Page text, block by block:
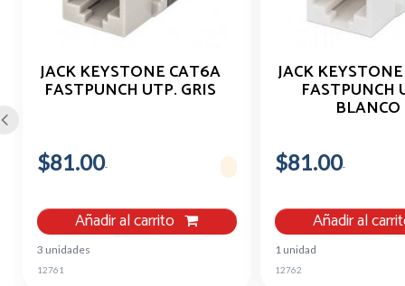
JACK KEYSTONE CAT6A
FASTPUNCH UTP. GRIS
$81.00
Añadir al carrito
3 unidades
12761
JACK
FASTPUNCH
BLANCO
$81.00
Añadir al
1 unidad
12762